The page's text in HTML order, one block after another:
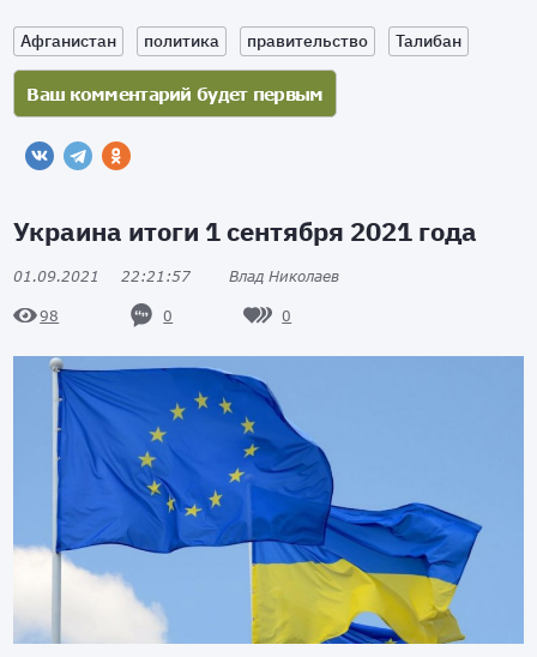
Афганистан политика правительство Талибан
Украина итоги 1 сентября 2021 года
01.09.2021 22:21:57 Влад Николаев
98 0 0